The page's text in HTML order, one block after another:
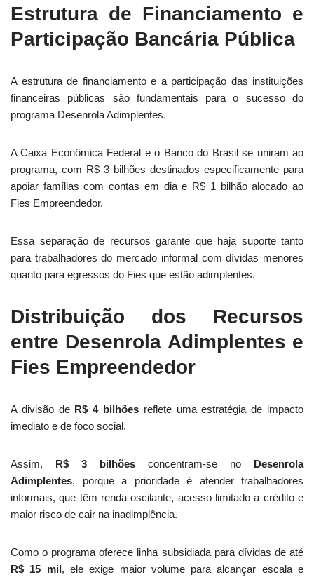
Estrutura de Financiamento e
Participação Bancária Pública
A estrutura de financiamento e a participação das instituições
financeiras públicas são fundamentais para o sucesso do
programa Desenrola Adimplentes.
A Caixa Econômica Federal e o Banco do Brasil se uniram ao
programa, com R$ 3 bilhões destinados especificamente para
apoiar famílias com contas em dia e R$ 1 bilhão alocado ao
Fies Empreendedor.
Essa separação de recursos garante que haja suporte tanto
para trabalhadores do mercado informal com dívidas menores
quanto para egressos do Fies que estão adimplentes.
Distribuição dos Recursos
entre Desenrola Adimplentes e
Fies Empreendedor
A divisão de R$ 4 bilhões reflete uma estratégia de impacto
imediato e de foco social.
Assim, R$ 3 bilhões concentram-se no Desenrola
Adimplentes, porque a prioridade é atender trabalhadores
informais, que têm renda oscilante, acesso limitado a crédito e
maior risco de cair na inadimplência.
Como o programa oferece linha subsidiada para dívidas de até
R$ 15 mil, ele exige maior volume para alcançar escala e